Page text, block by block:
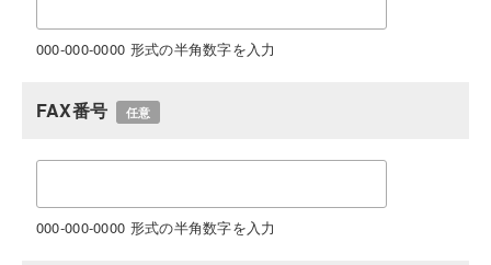
000-000-0000 形式の半角数字を入力
FAX番号 任意
000-000-0000 形式の半角数字を入力